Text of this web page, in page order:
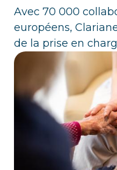
Avec 70 000
européens,
de la prise en